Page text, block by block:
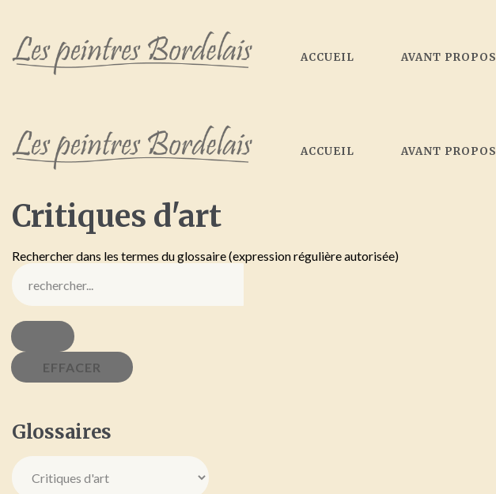
ACCUEIL AVANT PROPOS
ACCUEIL AVANT PROPOS
Critiques d'art
Rechercher dans les termes du glossaire (expression régulière autorisée)
Glossaires